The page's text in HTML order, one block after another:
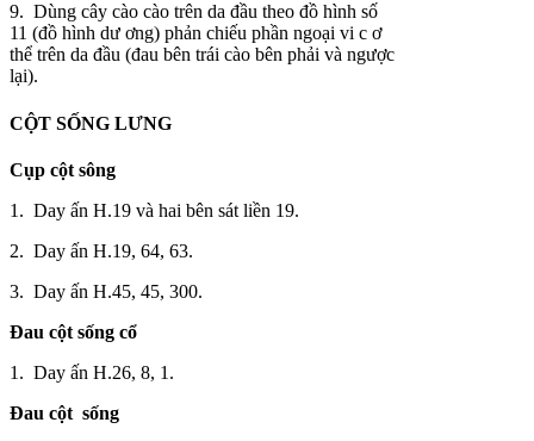
9. Dùng cây cào cào trên da đầu theo đồ hình số
11 (đồ hình dư ơng) phản chiếu phần ngoại vi c ơ
thể trên da đầu (đau bên trái cào bên phải và ngược
lại).
CỘT SỐNG LƯNG
Cụp cột sông
1. Day ấn H.19 và hai bên sát liền 19.
2. Day ấn H.19, 64, 63.
3. Day ấn H.45, 45, 300.
Đau cột sống cổ
1. Day ấn H.26, 8, 1.
Đau cột sống